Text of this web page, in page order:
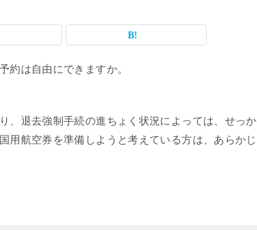
約は自由にできますか。
、退去強制手続の進ちょく状況によっては、せっか
用航空券を準備しようと考えている方は、あらかじ